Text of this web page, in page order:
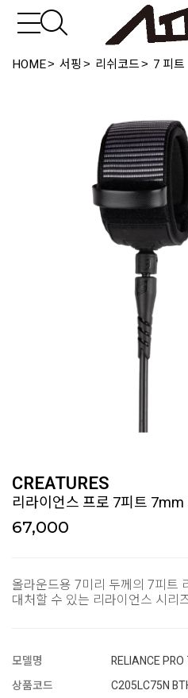
HOME 서핑 리쉬코드 7 피트
CREATURES
리라이언스 프로 7피트
67,000
올라운드용 7미리 두께의 7피트
대처할 수 있는 리라이언스 시리
모델명
RELIANCE
상품코드
C205LC75N